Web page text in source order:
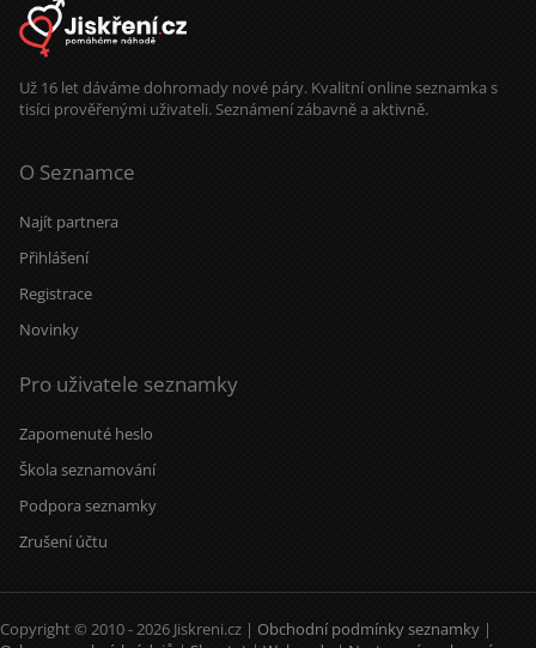
Už 16 let dáváme dohromady nové páry. Kvalitní online seznamka s
tisíci prověřenými uživateli. Seznámení zábavně a aktivně.
O Seznamce
Najít partnera
Přihlášení
Registrace
Novinky
Pro uživatele seznamky
Zapomenuté heslo
Škola seznamování
Podpora seznamky
Zrušení účtu
Copyright © 2010 - 2026 Jiskreni.cz | Obchodní podmínky seznamky |